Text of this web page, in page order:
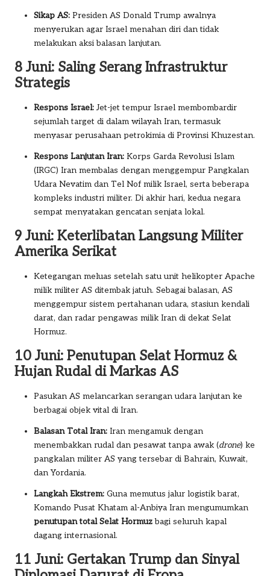
Sikap AS: Presiden AS Donald Trump awalnya
menyerukan agar Israel menahan diri dan tidak
melakukan aksi balasan lanjutan.
8 Juni: Saling Serang Infrastruktur
Strategis
Respons Israel:Jet-jet tempur Israel membombardir
sejumlah target di dalam wilayah Iran, termasuk
menyasar perusahaan petrokimia di Provinsi Khuzestan.
Respons Lanjutan Iran: Korps Garda Revolusi Islam
(IRGC) Iran membalas dengan menggempur Pangkalan
Udara Nevatim dan Tel Nof milik Israel, serta beberapa
kompleks industri militer. Di akhir hari, kedua negara
sempat menyatakan gencatan senjata lokal.
9 Juni: Keterlibatan Langsung Militer
Amerika Serikat
Ketegangan meluas setelah satu unit helikopter Apache
milik militer AS ditembak jatuh. Sebagai balasan, AS
menggempur sistem pertahanan udara, stasiun kendali
darat, dan radar pengawas milik Iran di dekat Selat
Hormuz.
10 Juni: Penutupan Selat Hormuz &
Hujan Rudal di Markas AS
Pasukan AS melancarkan serangan udara lanjutan ke
berbagai objek vital di Iran.
Balasan Total Iran: Iran mengamuk dengan
menembakkan rudal dan pesawat tanpa awak (drone) ke
pangkalan militer AS yang tersebar di Bahrain, Kuwait,
dan Yordania.
Langkah Ekstrem: Guna memutus jalur logistik barat,
Komando Pusat Khatam al-Anbiya Iran mengumumkan
penutupan total Selat Hormuzbagi seluruh kapal
dagang internasional.
11 Juni: Gertakan Trump dan Sinyal